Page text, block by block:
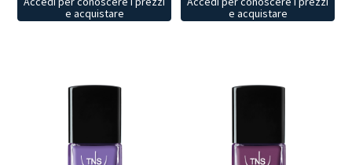
e acquistare
e acquistare